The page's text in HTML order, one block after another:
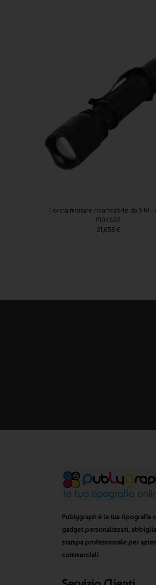
Torcia militare ricaricabile da 5 W -
P104602
21,658 €
Publygraph è la tua tipografia
gadget personalizzati,
stampa professionale per
commerciali.